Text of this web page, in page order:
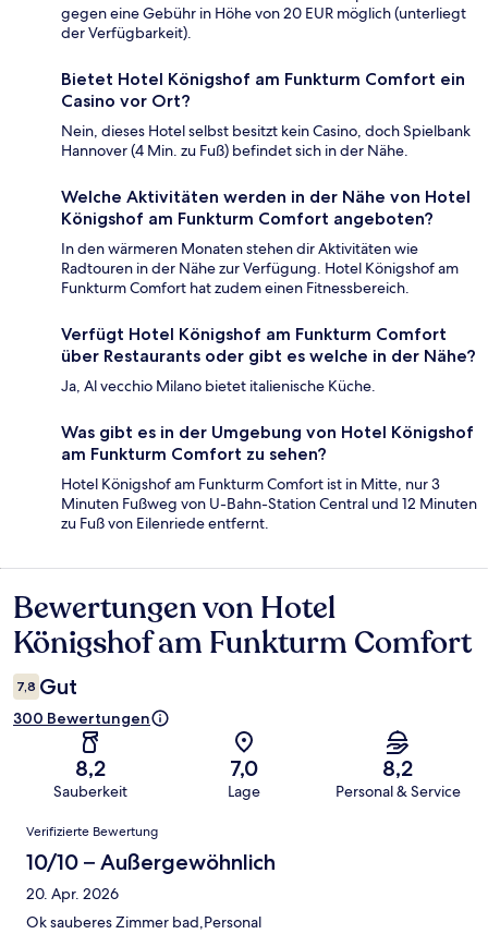
gegen eine Gebühr in Höhe von 20 EUR möglich (unterliegt
der Verfügbarkeit).
Bietet Hotel Königshof am Funkturm Comfort ein
Casino vor Ort?
Nein, dieses Hotel selbst besitzt kein Casino, doch Spielbank
Hannover (4 Min. zu Fuß) befindet sich in der Nähe.
Welche Aktivitäten werden in der Nähe von Hotel
Königshof am Funkturm Comfort angeboten?
In den wärmeren Monaten stehen dir Aktivitäten wie
Radtouren in der Nähe zur Verfügung. Hotel Königshof am
Funkturm Comfort hat zudem einen Fitnessbereich.
Verfügt Hotel Königshof am Funkturm Comfort
über Restaurants oder gibt es welche in der Nähe?
Ja, Al vecchio Milano bietet italienische Küche.
Was gibt es in der Umgebung von Hotel Königshof
am Funkturm Comfort zu sehen?
Hotel Königshof am Funkturm Comfort ist in Mitte, nur 3
Minuten Fußweg von U-Bahn-Station Central und 12 Minuten
zu Fuß von Eilenriede entfernt.
Bewertungen
Bewertungen von Hotel
Königshof am Funkturm Comfort
7,8 Gut
300 Bewertungen
8,2
Sauberkeit
7,0
Lage
8,2
Personal & Service
Bewertungen
Verifizierte Bewertung
10/10 – Außergewöhnlich
20. Apr. 2026
Ok sauberes Zimmer bad,Personal